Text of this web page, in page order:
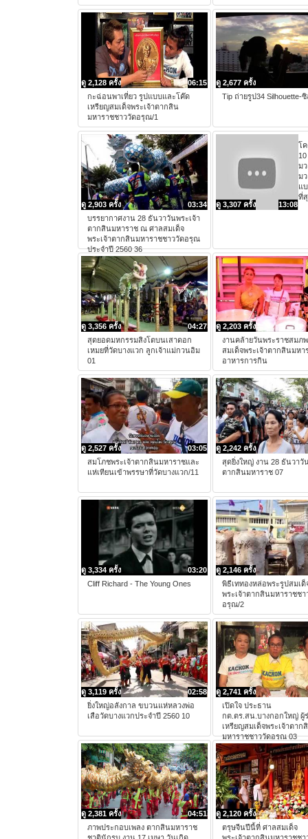
06:15
ดู 2,128 ครั้ง
กะฉ่อนพาเที่ยว รูปแบบและโค๊ด
เหรียญสมเด็จพระเจ้าตากสิน
มหาราชชาววัดอรุณ/1
ดู 2,677 ครั้ง
Tip ถ่ายรูป34 Silhouette-
03:34
ดู 2,903 ครั้ง
บรรยากาศงาน 28 ธันวาวันพระเจ้า
ตากสินมหาราช ณ ศาลสมเด็จ
พระเจ้าตากสินมหาราชชาววัดอรุณ
ประจำปี 2560 36
13:08
ดู 3,307 ครั้ง
โ
ม
ม
แ
ที่
04:27
ดู 3,356 ครั้ง
สุดยอดมหกรรมสิงโตบนเสาดอก
เหมยที่วัดบางแวก ลูกเจ้าแม่กวนอิม
01
ดู 2,203 ครั้ง
งานคล้ายวันพระราชสมภ
สมเด็จพระเจ้าตากสินมหา
อาหารการกิน
03:05
ดู 2,527 ครั้ง
สมโภชพระเจ้าตากสินมหาราชและ
แห่เทียนเข้าพรรษาที่วัดบางแวก/11
ดู 2,242 ครั้ง
สุดยิ่งใหญ่ งาน 28 ธันวาวั
ตากสินมหาราช 07
03:20
ดู 3,334 ครั้ง
Cliff Richard - The Young Ones
ดู 2,146 ครั้ง
พิธีเททองหล่อพระรูปสมเด็
พระเจ้าตากสินมหาราชชา
อรุณ/2
02:58
ดู 3,119 ครั้ง
ยิ่งใหญ่อลังกาล ขบวนแห่หลวงพ่อ
เสือวัดบางแวกประจำปี 2560 10
ดู 2,741 ครั้ง
เปิดใจ ประธาน
กต.ตร.สน.บางกอกใหญ่ ผู้
เหรียญสมเด็จพระเจ้าตาก
มหาราชชาววัดอรุณ 03
04:51
ดู 2,381 ครั้ง
ภาพประกอบเพลง ตากสินมหาราช
ดู 2,120 ครั้ง
ตรุษจีนปีนี้ที่ ศาลสมเด็จ